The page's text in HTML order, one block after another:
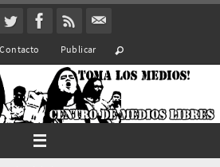
Contacto Publicar